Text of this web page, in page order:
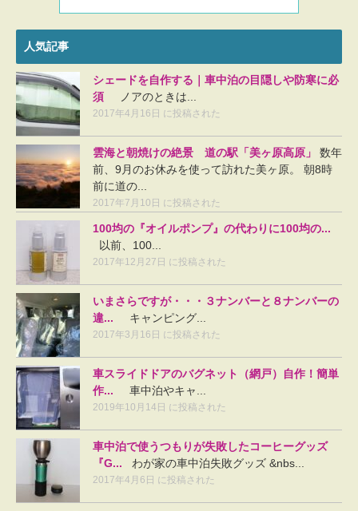
人気記事
シェードを自作する｜車中泊の目隠しや防寒に必
須
ノアのときは...
2017年4月16日 に投稿された
雲海と朝焼けの絶景 道の駅「美ヶ原高原」
数年
前、9月のお休みを使って訪れた美ヶ原。 朝8時
前に道の...
2017年7月10日 に投稿された
100均の『オイルポンプ』の代わりに100均の...
以前、100...
2017年12月27日 に投稿された
いまさらですが・・・３ナンバーと８ナンバーの
違...
キャンピング...
2017年3月16日 に投稿された
車スライドドアのバグネット（網戸）自作！簡単
作...
車中泊やキャ...
2019年10月14日 に投稿された
車中泊で使うつもりが失敗したコーヒーグッズ
『G...
わが家の車中泊失敗グッズ &nbs...
2017年4月6日 に投稿された